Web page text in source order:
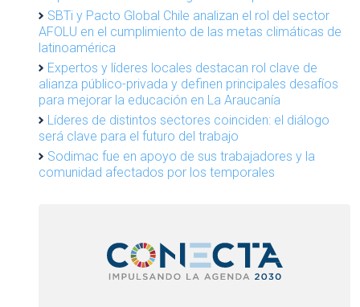
SBTi y Pacto Global Chile analizan el rol del sector
AFOLU en el cumplimiento de las metas climáticas de
latinoamérica
Expertos y líderes locales destacan rol clave de
alianza público-privada y definen principales desafíos
para mejorar la educación en La Araucanía
Líderes de distintos sectores coinciden: el diálogo
será clave para el futuro del trabajo
Sodimac fue en apoyo de sus trabajadores y la
comunidad afectados por los temporales